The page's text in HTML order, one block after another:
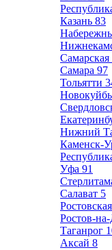
Казань 83
Самарская
Самара 97
Тольятти
Нижний
Каменск-
Уфа 91
Салават 5
Ростов-
Таганрог
Аксай 8